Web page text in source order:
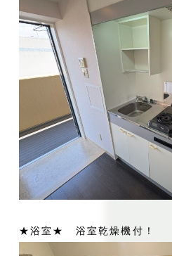
★浴室★ 浴室乾燥機付！